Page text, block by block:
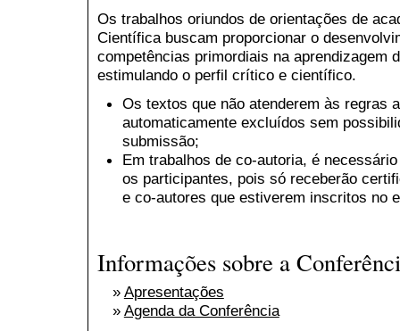
Os trabalhos oriundos de orientações de
Científica buscam proporcionar o
competências primordiais na aprendizagem
estimulando o perfil crítico e científico.
Os textos que não atenderem às regras
automaticamente excluídos sem
submissão;
Em trabalhos de co-autoria, é
os participantes, pois só receberão
e co-autores que estiverem inscritos no
Informações sobre a
» Apresentações
» Agenda da Conferência